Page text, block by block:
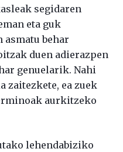
segidaren
eta guk
behar
duen adierazpen
genuelarik. Nahi
zaitezkete, ea zuek
aurkitzeko
lehendabiziko